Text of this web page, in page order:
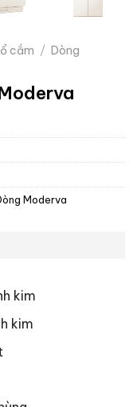
cắm / Dòng
Moderva
kim
kim